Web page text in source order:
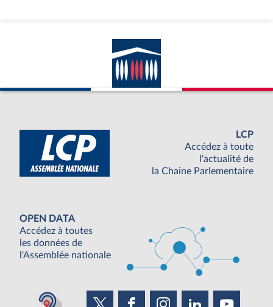
LCP
Accédez à toute
l'actualité de
la Chaine Parlementaire
OPEN DATA
Accédez à toutes
les données de
l'Assemblée nationale